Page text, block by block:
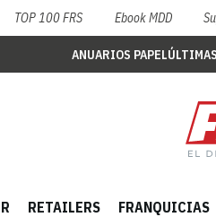
TOP 100 FRS Ebook MDD
ANUARIOS PAPEL
RETAILERS FRANQUICIAS